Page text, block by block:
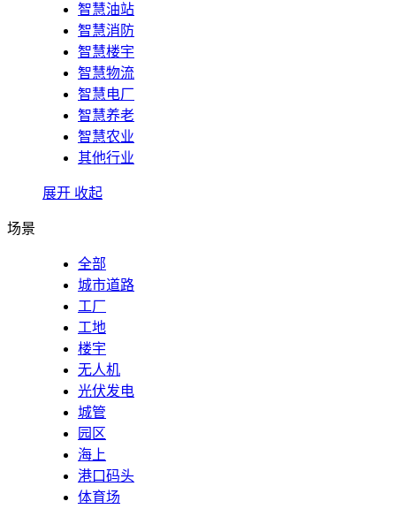
智慧油站
智慧消防
智慧楼宇
智慧物流
智慧电厂
智慧养老
智慧农业
其他行业
展开 收起
场景
全部
城市道路
工厂
工地
楼宇
无人机
光伏发电
城管
园区
海上
港口码头
体育场